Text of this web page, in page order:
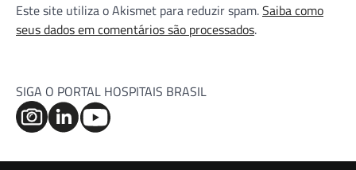
Este site utiliza o Akismet para reduzir spam.Saiba como
seus dados em comentários são processados.
SIGA O PORTAL HOSPITAIS BRASIL